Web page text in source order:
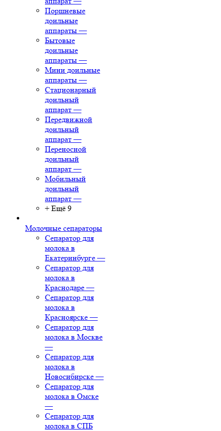
Поршневые
доильные
аппараты —
Бытовые
доильные
аппараты —
Мини доильные
аппараты —
Стационарный
доильный
аппарат —
Передвижной
доильный
аппарат —
Переносной
доильный
аппарат —
Мобильный
доильный
аппарат —
+ Ещё 9
Молочные сепараторы
Сепаратор для
молока в
Екатеринбурге —
Сепаратор для
молока в
Краснодаре —
Сепаратор для
молока в
Красноярске —
Сепаратор для
молока в Москве
—
Сепаратор для
молока в
Новосибирске —
Сепаратор для
молока в Омске
—
Сепаратор для
молока в СПБ